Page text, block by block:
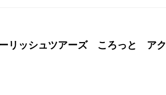
リッシュツアーズ ころっと アク